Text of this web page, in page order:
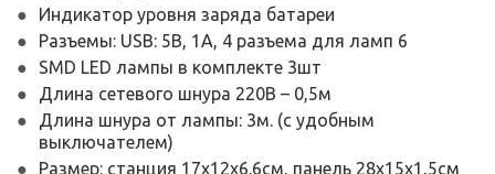
Индикатор уровня заряда батареи
Разъемы: USB: 5В, 1А, 4 разъема для ламп 6
SMD LED лампы в комплекте 3шт
Длина сетевого шнура 220В – 0,5м
Длина шнура от лампы: 3м. (с удобным
выключателем)
Размер: станция 17x12x6.6см, панель 28x15x1,5см